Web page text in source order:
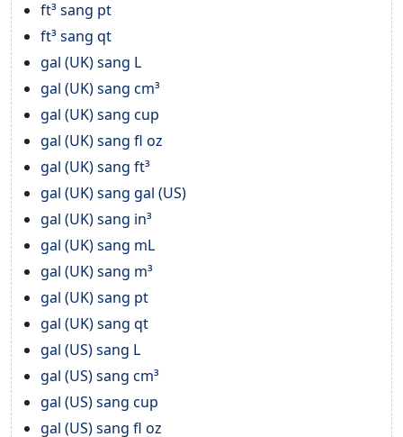
ft³ sang pt
ft³ sang qt
gal (UK) sang L
gal (UK) sang cm³
gal (UK) sang cup
gal (UK) sang fl oz
gal (UK) sang ft³
gal (UK) sang gal (US)
gal (UK) sang in³
gal (UK) sang mL
gal (UK) sang m³
gal (UK) sang pt
gal (UK) sang qt
gal (US) sang L
gal (US) sang cm³
gal (US) sang cup
gal (US) sang fl oz